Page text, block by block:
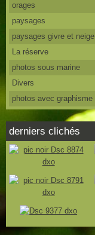
orages
paysages
paysages givre et neige
La réserve
photos sous marine
Divers
photos avec graphisme
derniers clichés